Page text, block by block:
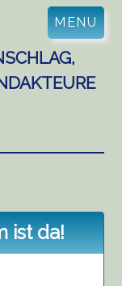
MENU
ist da!